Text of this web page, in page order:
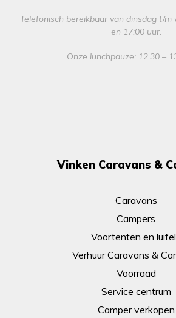
Telefonisch bereikbaar van dinsdag t/m
en 17:00 uur.
Onze lunchpauze: 12.30 –
Vinken Caravans &
Caravans
Campers
Voortenten en
Verhuur Caravans &
Voorraad
Service centrum
Camper verkopen